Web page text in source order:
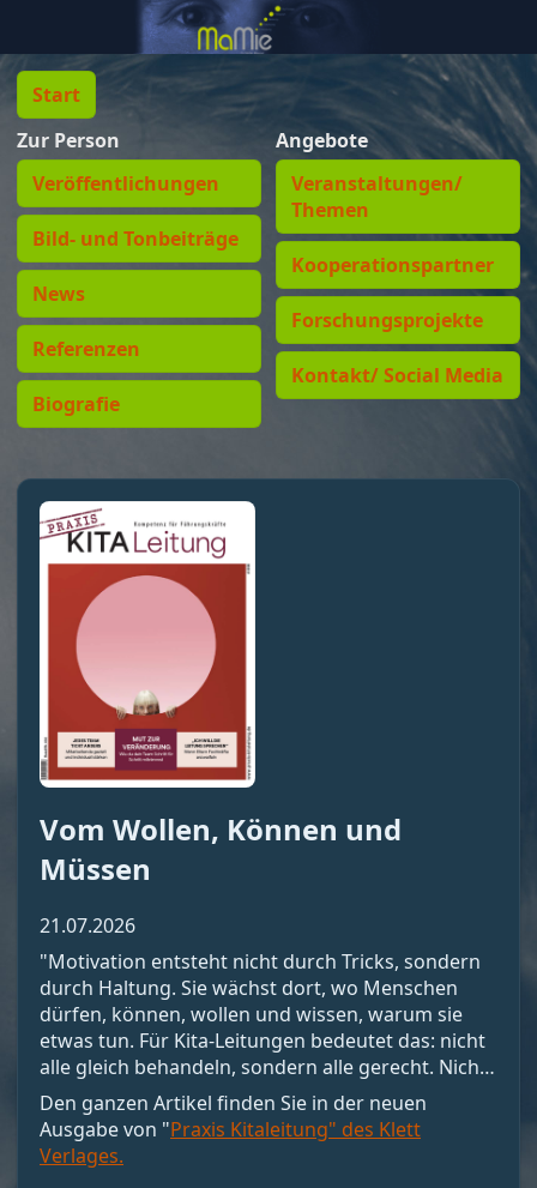
Start
Zur Person
Veröffentlichungen
Bild- und Tonbeiträge
News
Referenzen
Biografie
Angebote
Veranstaltungen/
Themen
Kooperationspartner
Forschungsprojekte
Kontakt/ Social Media
Vom Wollen, Können und
Müssen
21.07.2026
"Motivation entsteht nicht durch Tricks, sondern
durch Haltung. Sie wächst dort, wo Menschen
dürfen, können, wollen und wissen, warum sie
etwas tun. Für Kita-Leitungen bedeutet das: nicht
alle gleich behandeln, sondern alle gerecht. Nicht
motivieren, sondern Bedingungen schaffen, unter
denen Motivation entstehen kann. Nicht loben,
sondern Resonanz geben. Und vor allem:
Menschen so führen, dass sie wollen dürfen."
Den ganzen Artikel finden Sie in der neuen
Ausgabe von "Praxis Kitaleitung" des Klett
Verlages.